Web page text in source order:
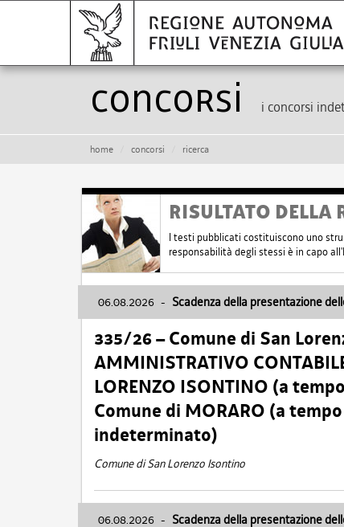
Concorsi i concorsi
home concorsi ricerca
RISULTATO DELLA
I testi pubblicati costituiscono uno
responsabilità degli stessi è in capo
06.08.2026 - Scadenza della presentazione
335/26 – Comune di San
AMMINISTRATIVO
LORENZO ISONTINO (a
Comune di MORARO (a
indeterminato)
Comune di San Lorenzo Isontino
06.08.2026 - Scadenza della presentazione